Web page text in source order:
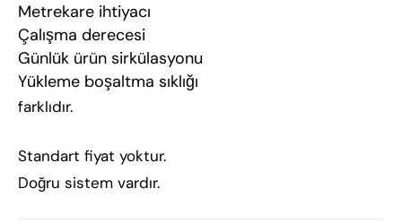
Metrekare ihtiyacı
Çalışma derecesi
Günlük ürün sirkülasyonu
Yükleme boşaltma sıklığı
farklıdır.
Standart fiyat yoktur.
Doğru sistem vardır.